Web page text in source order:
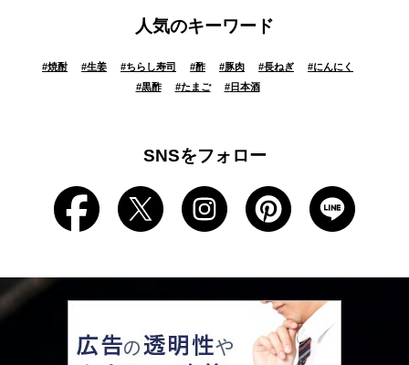
人気のキーワード
#焼酎 #生姜 #ちらし寿司 #酢 #豚肉 #長ねぎ #にんにく
#黒酢 #たまご #日本酒
SNSをフォロー